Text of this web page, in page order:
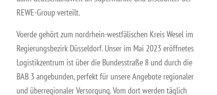
REWE-Group verteilt.
Voerde gehört zum nordrhein-westfälischen Kreis Wesel im
Regierungsbezirk Düsseldorf. Unser im Mai 2023 eröffnetes
Logistikzentrum ist über die Bundesstraße 8 und durch die
BAB 3 angebunden, perfekt für unsere Angebote regionaler
und überregionaler Versorgung. Vom dort werden täglich